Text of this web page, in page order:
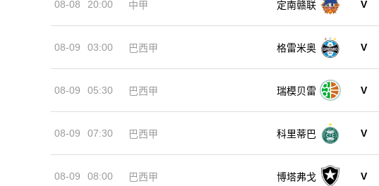
08-08 20:00 中甲 定南赣联 V
08-09 03:00 巴西甲 格雷米奥 V
08-09 05:30 巴西甲 瑞模贝雷 V
08-09 07:30 巴西甲 科里蒂巴 V
08-09 08:00 巴西甲 博塔弗戈 V